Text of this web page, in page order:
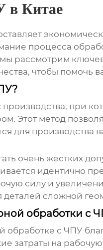
в Китае
процесса
рассмотрим
чтобы помочь
производства, при
Этот метод
для производства
очень жестких
идентично
силу и
деталей сложной
обработки с
обработке с ЧПУ
затраты на